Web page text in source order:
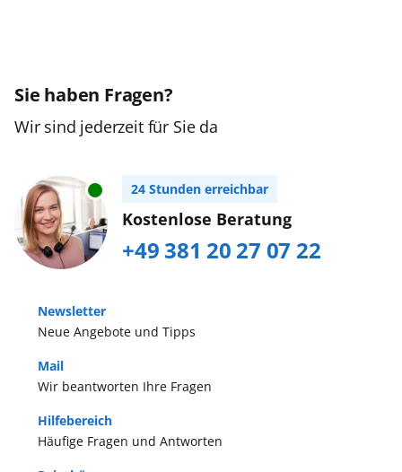
Sie haben Fragen?
Wir sind jederzeit für Sie da
24 Stunden erreichbar
Kostenlose Beratung
+49 381 20 27 07 22
Neue Angebote und Tipps
Newsletter
Häufige Fragen und Antworten
Hilfebereich
Wir beantworten Ihre Fragen
Mail